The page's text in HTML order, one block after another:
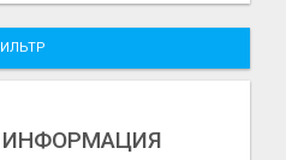
ИНФОРМАЦИЯ